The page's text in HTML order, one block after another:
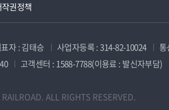
작권정책
자 : 김태승 사업자등록 : 314-82-10024
고객센터 : 1588-7788(이용료 : 발신자부담)
ALL RIGHTS RESERVED.